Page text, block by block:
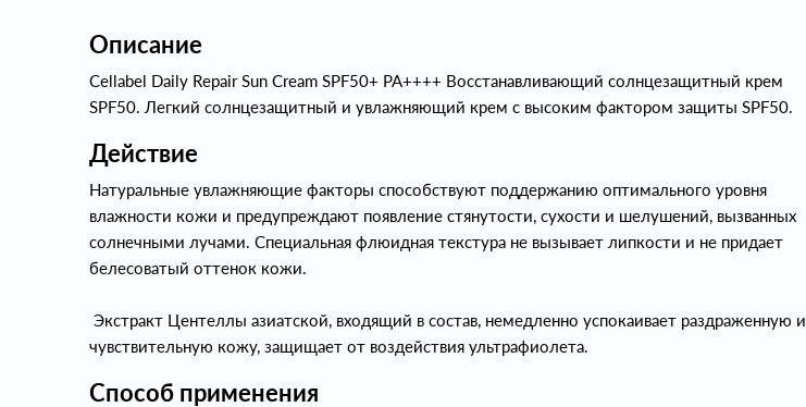
Описание
Cellabel Daily Repair Sun Cream SPF50+ PA++++ Восстанавливающий солнцезащитный крем
SPF50. Легкий солнцезащитный и увлажняющий крем с высоким фактором защиты SPF50.
Действие
Натуральные увлажняющие факторы способствуют поддержанию оптимального уровня
влажности кожи и предупреждают появление стянутости, сухости и шелушений, вызванных
солнечными лучами. Специальная флюидная текстура не вызывает липкости и не придает
белесоватый оттенок кожи.
Экстракт Центеллы азиатской, входящий в состав, немедленно успокаивает раздраженную и
чувствительную кожу, защищает от воздействия ультрафиолета.
Способ применения